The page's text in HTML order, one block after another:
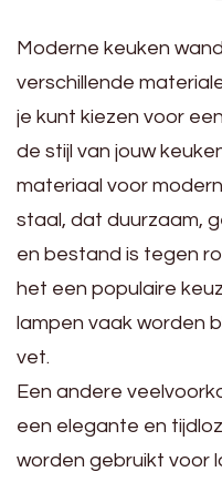
Moderne keuken
verschillende
je kunt kiezen voor
de stijl van jouw
materiaal voor
staal, dat duurzaam,
en bestand is tegen
het een populaire
lampen vaak worden
vet.
Een andere
een elegante en
worden gebruikt voor